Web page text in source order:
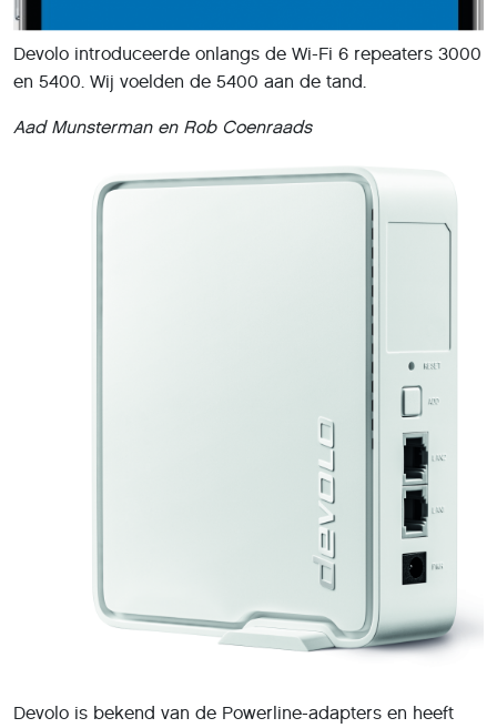
Devolo introduceerde onlangs de Wi-Fi 6 repeaters 3000
en 5400. Wij voelden de 5400 aan de tand.
Aad Munsterman en Rob Coenraads
Devolo is bekend van de Powerline-adapters en heeft